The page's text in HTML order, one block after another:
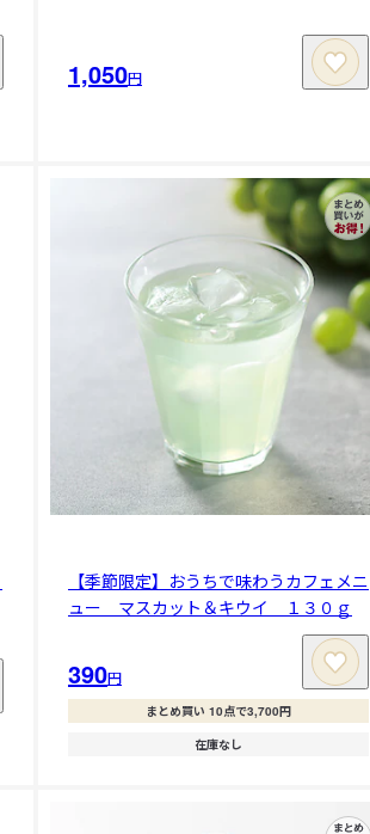
1,050円
【季節限定】おうちで味わうカフェメニ
ュー マスカット＆キウイ １３０ｇ
390円
まとめ買い 10点で3,700円
在庫なし